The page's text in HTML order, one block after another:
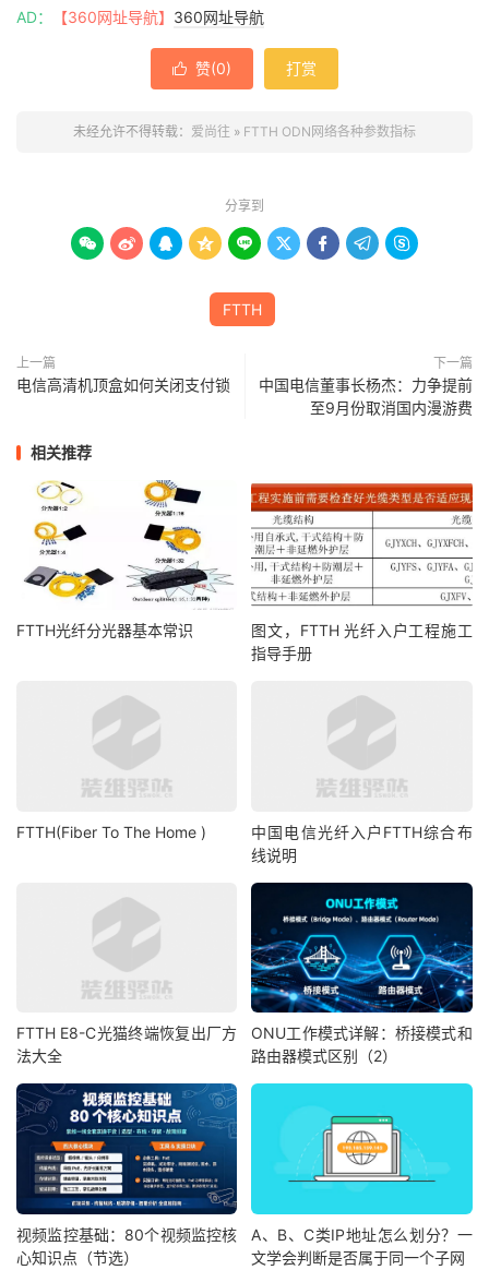
AD： 【360网址导航】 360网址导航
 赞(0) 打赏
未经允许不得转载： 爱尚往 » FTTH ODN网络各种参数指标
分享到
        
FTTH
上一篇
电信高清机顶盒如何关闭支付锁
下一篇
中国电信董事长杨杰：力争提前
至9月份取消国内漫游费
相关推荐
FTTH光纤分光器基本常识
图文，FTTH 光纤入户工程施工
指导手册
FTTH(Fiber To The Home )
中国电信光纤入户FTTH综合布
线说明
FTTH E8-C光猫终端恢复出厂方
法大全
ONU工作模式详解：桥接模式和
路由器模式区别（2）
视频监控基础：80个视频监控核
心知识点（节选）
A、B、C类IP地址怎么划分？一
文学会判断是否属于同一个子网